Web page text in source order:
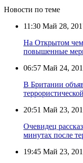
Новости по теме
11:30 Май 28,
На Открытом
повышенные
06:57 Май 24,
В Британии
20:51 Май 23,
Очевидец
минутах после
19:45 Май 23,